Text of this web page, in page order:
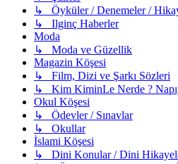
↳ Öyküler / Denemeler /
↳ Ilginç Haberler
Moda
↳ Moda ve Güzellik
Magazin Köşesi
↳ Film, Dizi ve Şarkı Sözleri
↳ Kim KiminLe Nerde ?
Okul Köşesi
↳ Ödevler / Sınavlar
↳ Okullar
İslami Köşesi
↳ Dini Konular / Dini